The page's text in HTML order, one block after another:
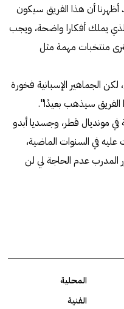
علق: "لقد أظهرنا أن هذا الفريق سيكون
الذي يملك أفكارا واضحة، ويجب
منتخبات مهمة مثل
لكن الجماهير الإسبانية فخورة
الفريق سيذهب بعيدًا".
في مونديال قطر، وجسديا أبدو
في السنوات الماضية،
المدرب عدم الحاجة لي لن
المحلية
الفنية